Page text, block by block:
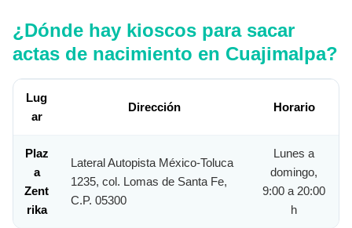
¿Dónde hay kioscos para sacar
actas de nacimiento en Cuajimalpa?
Lug
ar
Dirección Horario
Plaz
a
Zent
rika
Lateral Autopista México-Toluca
1235, col. Lomas de Santa Fe,
C.P. 05300
Lunes a
domingo,
9:00 a 20:00
h